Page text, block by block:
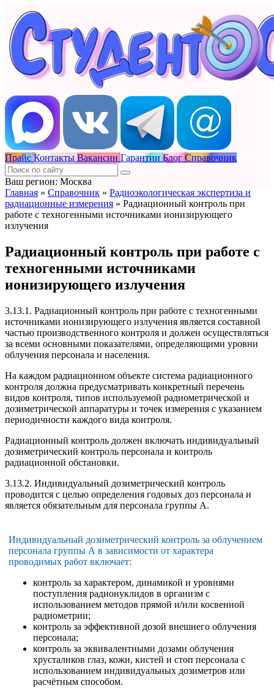
Прайс Контакты Вакансии Гарантии Блог Справочник
Ваш регион: Москва
Главная » Справочник » Радиоэкологическая экспертиза и
радиационные измерения » Радиационный контроль при
работе с техногенными источниками ионизирующего
излучения
Радиационный контроль при работе с
техногенными источниками
ионизирующего излучения
3.13.1. Радиационный контроль при работе с техногенными
источниками ионизирующего излучения является составной
частью производственного контроля и должен осуществляться
за всеми основными показателями, определяющими уровни
облучения персонала и населения.
На каждом радиационном объекте система радиационного
контроля должна предусматривать конкретный перечень
видов контроля, типов используемой радиометрической и
дозиметрической аппаратуры и точек измерения с указанием
периодичности каждого вида контроля.
Радиационный контроль должен включать индивидуальный
дозиметрический контроль персонала и контроль
радиационной обстановки.
3.13.2. Индивидуальный дозиметрический контроль
проводится с целью определения годовых доз персонала и
является обязательным для персонала группы А.
Индивидуальный дозиметрический контроль за облучением
персонала группы А в зависимости от характера
проводимых работ включает:
контроль за характером, динамикой и уровнями
поступления радионуклидов в организм с
использованием методов прямой и/или косвенной
радиометрии;
контроль за эффективной дозой внешнего облучения
персонала;
контроль за эквивалентными дозами облучения
хрусталиков глаз, кожи, кистей и стоп персонала с
использованием индивидуальных дозиметров или
расчётным способом.